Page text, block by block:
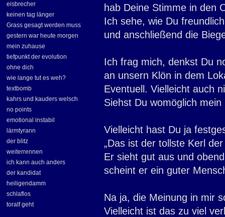
eisbrecher
keinen tag länger
Grass gesagt werden muss
gestern war heute morgen
mein zuhause
tiefpunkt der evolution
ohne dich
wie lange tut es weh?
textbomb
kahrs und kauders welsch
no points
emotional instabil
lärmtyrann
der blitz
weiterrennen
ich kann auch anders
der kandidat
heiligendamm
schlaflos
toralf geht
hab Deine Stimme in den
Ich sehe, wie Du
und anschließend die
Ich frag mich, denkst Du
an unsern Klön in dem
Eventuell. Vielleicht auch
Siehst Du womöglich mein
Vielleicht hast Du ja
„Das ist der tollste Kerl
Er sieht gut aus und
scheint er ein guter
Na ja, die Meinung in mir
Vielleicht ist das zu viel